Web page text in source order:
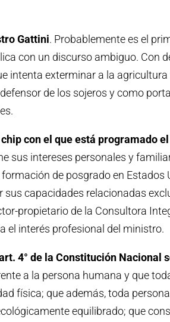
Gattini. Probablemente es el
con un discurso ambiguo. Con
intenta exterminar a la
de los sojeros y como
con el que está programado
sus intereses personales y
de posgrado en Estados
capacidades relacionadas
propietario de la Consultora
el interés profesional del ministro.
4° de la Constitución Nacional
a la persona humana y que
física; que además, toda
equilibrado; que